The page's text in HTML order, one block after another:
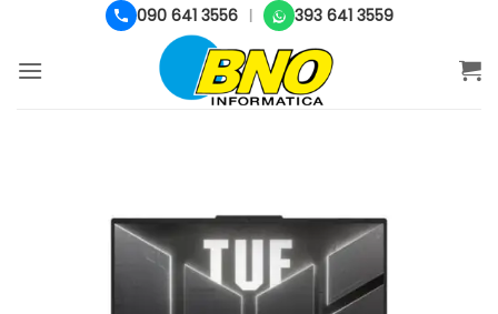
contenuti
090 641 3556 393 641 3559